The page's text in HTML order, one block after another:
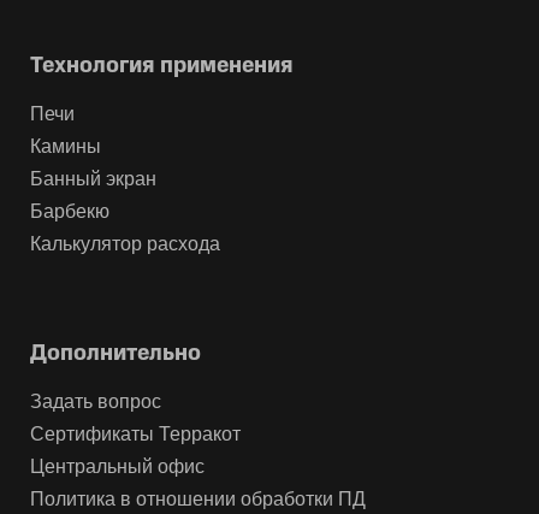
Технология применения
Печи
Камины
Банный экран
Барбекю
Калькулятор расхода
Дополнительно
Задать вопрос
Сертификаты Терракот
Центральный офис
Политика в отношении обработки ПД